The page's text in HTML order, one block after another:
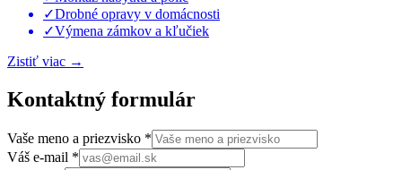
✓Drobné opravy v domácnosti
✓Výmena zámkov a kľučiek
Zistiť viac →
Kontaktný formulár
Vaše meno a priezvisko *
Váš e-mail *